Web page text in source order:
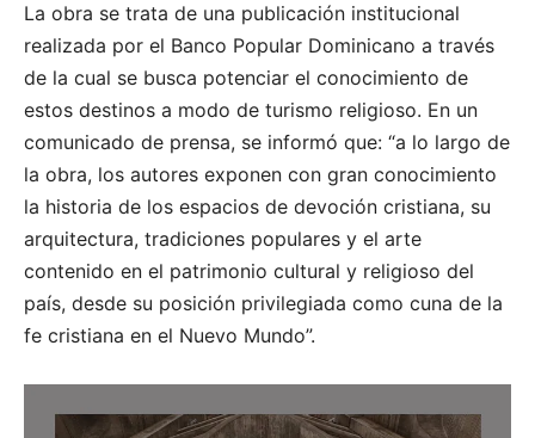
La obra se trata de una publicación institucional
realizada por el Banco Popular Dominicano a través
de la cual se busca potenciar el conocimiento de
estos destinos a modo de turismo religioso. En un
comunicado de prensa, se informó que: “a lo largo de
la obra, los autores exponen con gran conocimiento
la historia de los espacios de devoción cristiana, su
arquitectura, tradiciones populares y el arte
contenido en el patrimonio cultural y religioso del
país, desde su posición privilegiada como cuna de la
fe cristiana en el Nuevo Mundo”.